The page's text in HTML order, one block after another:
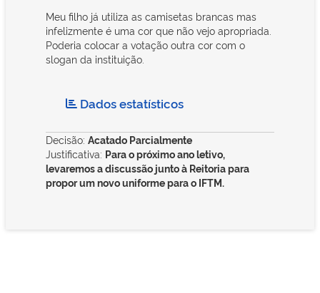
Meu filho já utiliza as camisetas brancas mas
infelizmente é uma cor que não vejo apropriada.
Poderia colocar a votação outra cor com o
slogan da instituição.
Dados estatísticos
Decisão: Acatado Parcialmente
Justificativa: Para o próximo ano letivo,
levaremos a discussão junto à Reitoria para
propor um novo uniforme para o IFTM.